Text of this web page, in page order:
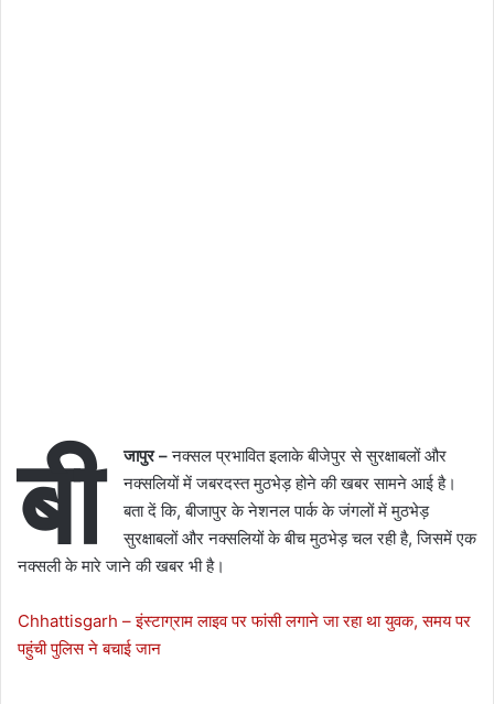
बी जापुर –नक्सल प्रभावित इलाके बीजेपुर से सुरक्षाबलों और
नक्सलियों में जबरदस्त मुठभेड़ होने की खबर सामने आई है।
बता दें कि, बीजापुर के नेशनल पार्क के जंगलों में मुठभेड़
सुरक्षाबलों और नक्सलियों के बीच मुठभेड़ चल रही है, जिसमें एक
नक्सली के मारे जाने की खबर भी है।
Chhattisgarh – इंस्टाग्राम लाइव पर फांसी लगाने जा रहा था युवक, समय पर
पहुंची पुलिस ने बचाई जान